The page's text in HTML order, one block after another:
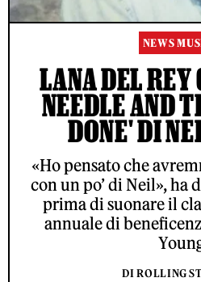
NEWS
LANA DEL REY
NEEDLE AND
DONE' DI
«Ho pensato che
con un po’ di Neil», ha
prima di suonare il
annuale di
DI ROLLING